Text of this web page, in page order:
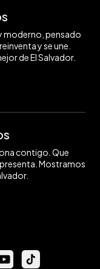
moderno, pensado
y se une.
de El Salvador.
contigo. Que
Mostramos